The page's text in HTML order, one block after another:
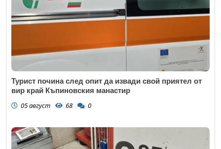
Турист почина след опит да извади свой приятел от
вир край Къпиновския манастир
05 август 68 0